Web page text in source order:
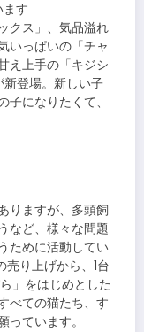
す
クス」、気品溢れ
いっぱいの「チャ
え上手の「キジシ
登場。新しい子
になりたくて、
りますが、多頭飼
など、様々な問題
ために活動してい
り上げから、1台
」をはじめとした
べての猫たち、す
ています。